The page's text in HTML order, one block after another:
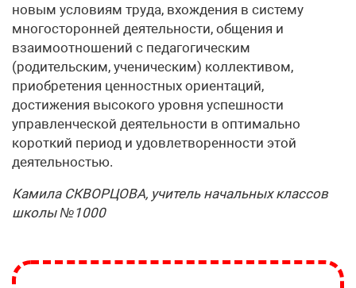
новым условиям труда, вхождения в систему
многосторонней деятельности, общения и
взаимоотношений с педагогическим
(родительским, ученическим) коллективом,
приобретения ценностных ориентаций,
достижения высокого уровня успешности
управленческой деятельности в оптимально
короткий период и удовлетворенности этой
деятельностью.
Камила СКВОРЦОВА, учитель начальных классов
школы №1000